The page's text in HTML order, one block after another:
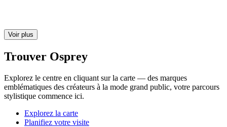
Voir plus
Trouver Osprey
Explorez le centre en cliquant sur la carte — des marques
emblématiques des créateurs à la mode grand public, votre parcours
stylistique commence ici.
Explorez la carte
Planifiez votre visite